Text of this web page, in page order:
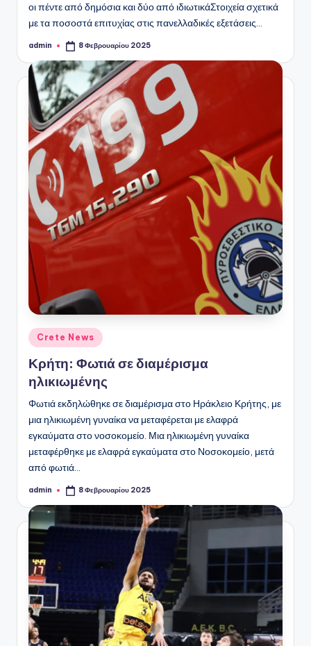
οι πέντε από δημόσια και δύο από ιδιωτικάΣτοιχεία σχετικά
με τα ποσοστά επιτυχίας στις πανελλαδικές εξετάσεις…
Συγγραφέας:
admin 8 Φεβρουαρίου 2025
Αναρτήθηκε
σε
Crete News
Κρήτη: Φωτιά σε διαμέρισμα
ηλικιωμένης
Φωτιά εκδηλώθηκε σε διαμέρισμα στο Ηράκλειο Κρήτης, με
μια ηλικιωμένη γυναίκα να μεταφέρεται με ελαφρά
εγκαύματα στο νοσοκομείο. Μια ηλικιωμένη γυναίκα
μεταφέρθηκε με ελαφρά εγκαύματα στο Νοσοκομείο, μετά
από φωτιά…
Συγγραφέας:
admin 8 Φεβρουαρίου 2025